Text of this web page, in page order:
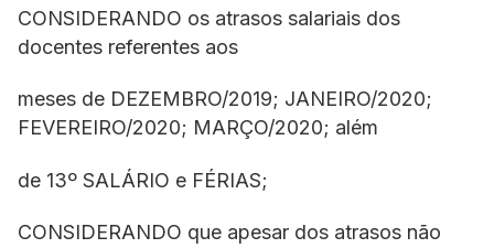
CONSIDERANDO os atrasos salariais dos
docentes referentes aos
meses de DEZEMBRO/2019; JANEIRO/2020;
FEVEREIRO/2020; MARÇO/2020; além
de 13º SALÁRIO e FÉRIAS;
CONSIDERANDO que apesar dos atrasos não